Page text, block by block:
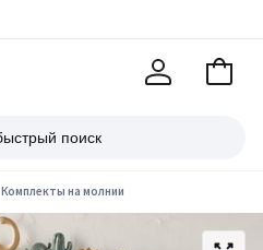
В
Комплекты на молнии